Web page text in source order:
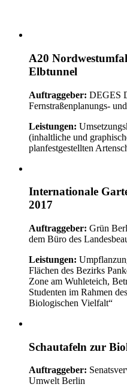
A20
Elbtunnel
Auftraggeber: DEGES
Fernstraßenplanungs-
Leistungen:
(inhaltliche und
planfestgestellten
Internationale
2017
Auftraggeber: Grün
dem Büro des
Leistungen:
Flächen des Bezirks
Zone am Wuhleteich,
Studenten im Rahmen
Biologischen Vielfalt“
Schautafeln zur
Auftraggeber:
Umwelt Berlin